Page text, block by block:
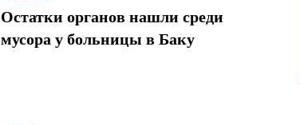
Остатки органов нашли среди
мусора у больницы в Баку